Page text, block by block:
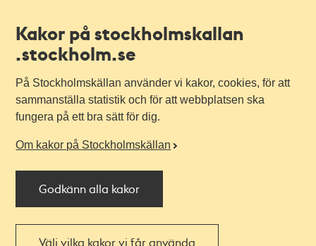
Kakor på stockholmskallan
.stockholm.se
På Stockholmskällan använder vi kakor, cookies, för att
sammanställa statistik och för att webbplatsen ska
fungera på ett bra sätt för dig.
Om kakor på Stockholmskällan
Godkänn alla kakor
Välj vilka kakor vi får använda